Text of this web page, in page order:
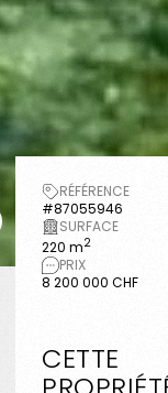
RÉFÉRENCE
#87055946
SURFACE
220 m2
PRIX
8 200 000 CHF
CETTE